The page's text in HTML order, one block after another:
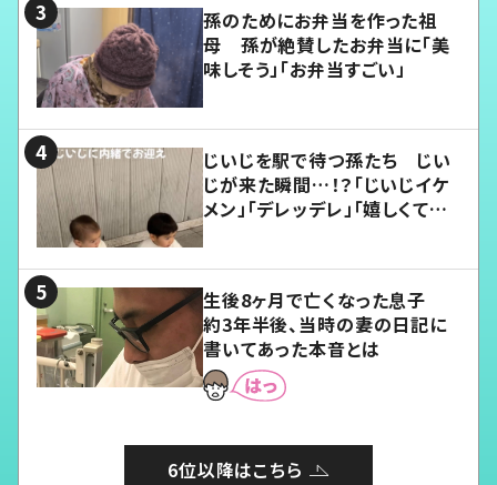
孫のためにお弁当を作った祖
母 孫が絶賛したお弁当に「美
味しそう」「お弁当すごい」
じいじを駅で待つ孫たち じい
じが来た瞬間…！？「じいじイケ
メン」「デレッデレ」「嬉しくて可
生後8ヶ月で亡くなった息子
約3年半後、当時の妻の日記に
書いてあった本音とは
6位以降はこちら